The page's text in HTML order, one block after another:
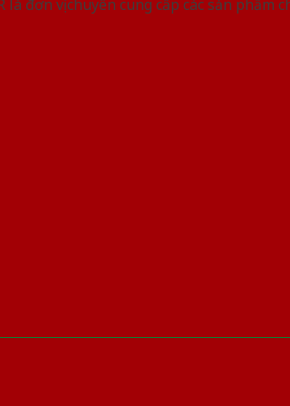
đơn vị chuyên cung cấp các sản phẩm